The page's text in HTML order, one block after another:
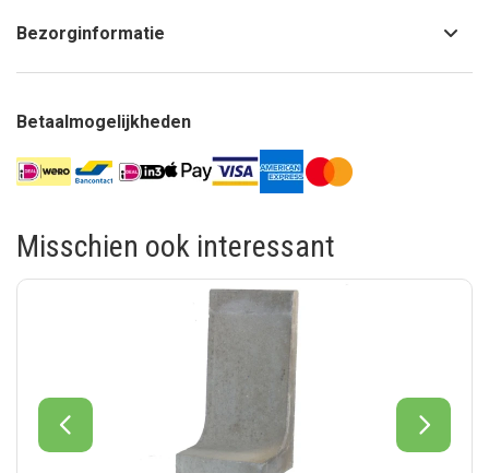
Bezorginformatie
Betaalmogelijkheden
Misschien ook interessant